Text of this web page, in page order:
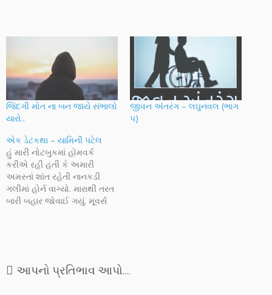
જિંદગી મોત ના બન જાયે સંભાલો
યારો..
જીવન અંંતરંગ – લઘુનવલ (ભાગ
૫)
એક ડેટકથા – યામિની પટેલ
હું મારી નોટબુકમાં હોમવર્ક
કરીએ રહી હતી કે અમારી
અમસ્તાં શાંત રહેતી નાનકડી
ગલીમાં હોર્ન વાગ્યો. મારાથી તરત
બારી બહાર જોવાઈ ગયું. મૂવર્સ
છોડીને બારીએ આવી ઊભી રહી
ગઈ. હવે…
આપનો પ્રતિભાવ આપો....